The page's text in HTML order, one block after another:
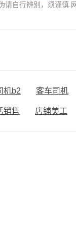
请自行辨别，须谨慎.
机b2 客车司机
销售 店铺美工